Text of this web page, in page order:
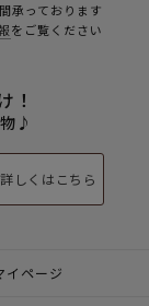
承っております
をご覧ください
！
♪
詳しくはこちら
イページ